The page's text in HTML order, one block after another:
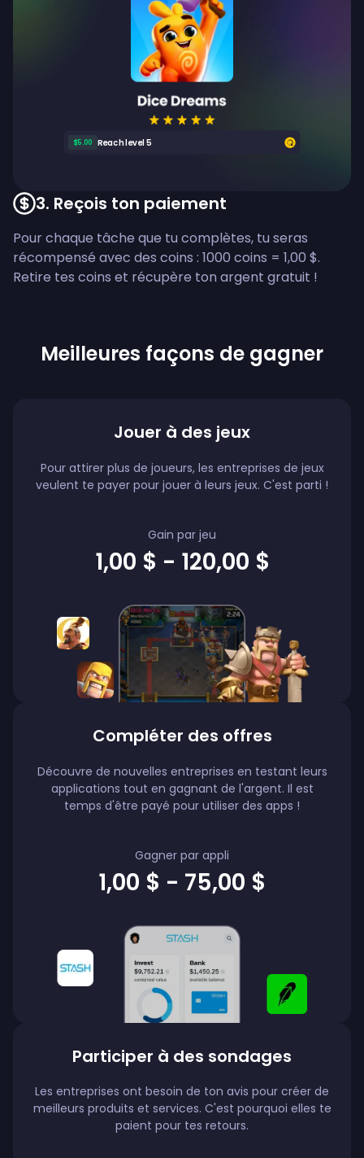
$5.00 Reach level 5
3. Reçois ton paiement
Pour chaque tâche que tu complètes, tu seras
récompensé avec des coins : 1000 coins = 1,00 $.
Retire tes coins et récupère ton argent gratuit !
Meilleures façons de gagner
Jouer à des jeux
Pour attirer plus de joueurs, les entreprises de jeux
veulent te payer pour jouer à leurs jeux. C'est parti !
Gain par jeu
1,00 $ - 120,00 $
Compléter des offres
Découvre de nouvelles entreprises en testant leurs
applications tout en gagnant de l'argent. Il est
temps d'être payé pour utiliser des apps !
Gagner par appli
1,00 $ - 75,00 $
Participer à des sondages
Les entreprises ont besoin de ton avis pour créer de
meilleurs produits et services. C'est pourquoi elles te
paient pour tes retours.